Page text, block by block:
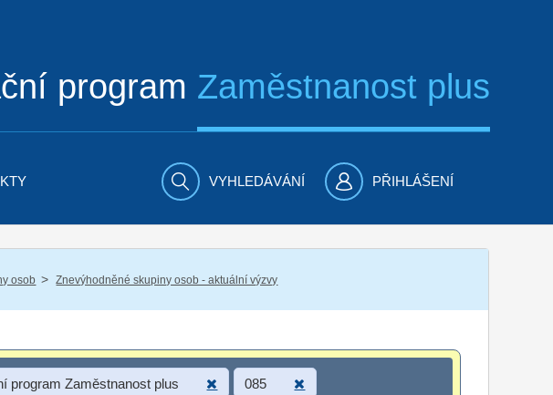
program Zaměstnanost plus
VYHLEDÁVÁNÍ PŘIHLÁŠENÍ
osob / Znevýhodněné skupiny osob - aktuální výzvy
program Zaměstnanost plus 085